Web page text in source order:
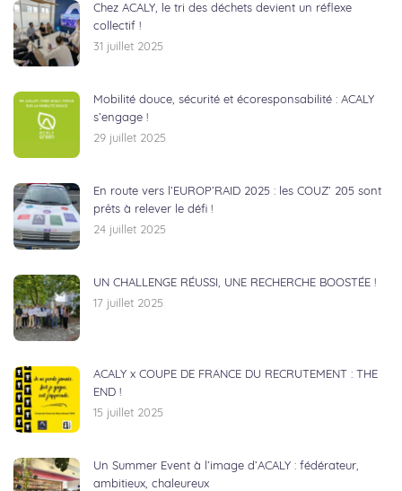
Chez ACALY, le tri des déchets devient un réflexe
collectif !
31 juillet 2025
Mobilité douce, sécurité et écoresponsabilité : ACALY
s’engage !
29 juillet 2025
En route vers l’EUROP’RAID 2025 : les COUZ’ 205 sont
prêts à relever le défi !
24 juillet 2025
UN CHALLENGE RÉUSSI, UNE RECHERCHE BOOSTÉE !
17 juillet 2025
ACALY x COUPE DE FRANCE DU RECRUTEMENT : THE
END !
15 juillet 2025
Un Summer Event à l’image d’ACALY : fédérateur,
ambitieux, chaleureux